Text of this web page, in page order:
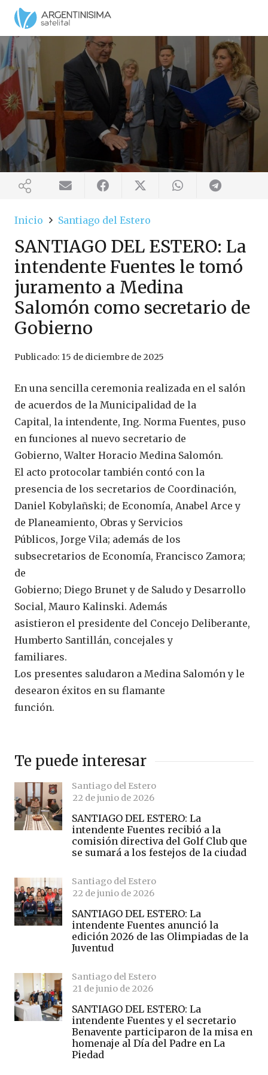
Inicio Santiago del Estero
SANTIAGO DEL ESTERO: La
intendente Fuentes le tomó
juramento a Medina
Salomón como secretario de
Gobierno
Publicado: 15 de diciembre de 2025
En una sencilla ceremonia realizada en el salón
de acuerdos de la Municipalidad de la
Capital, la intendente, Ing. Norma Fuentes, puso
en funciones al nuevo secretario de
Gobierno, Walter Horacio Medina Salomón.
El acto protocolar también contó con la
presencia de los secretarios de Coordinación,
Daniel Kobylañski; de Economía, Anabel Arce y
de Planeamiento, Obras y Servicios
Públicos, Jorge Vila; además de los
subsecretarios de Economía, Francisco Zamora;
de
Gobierno; Diego Brunet y de Saludo y Desarrollo
Social, Mauro Kalinski. Además
asistieron el presidente del Concejo Deliberante,
Humberto Santillán, concejales y
familiares.
Los presentes saludaron a Medina Salomón y le
desearon éxitos en su flamante
función.
Te puede interesar
Santiago del Estero
22 de junio de 2026
SANTIAGO DEL ESTERO: La
intendente Fuentes recibió a la
comisión directiva del Golf Club que
se sumará a los festejos de la ciudad
Santiago del Estero
22 de junio de 2026
SANTIAGO DEL ESTERO: La
intendente Fuentes anunció la
edición 2026 de las Olimpiadas de la
Juventud
Santiago del Estero
21 de junio de 2026
SANTIAGO DEL ESTERO: La
intendente Fuentes y el secretario
Benavente participaron de la misa en
homenaje al Día del Padre en La
Piedad